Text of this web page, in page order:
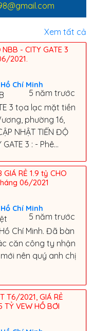
Xem tất cả
- CITY GATE 3
2021.
Hồ Chí Minh
5 năm trước
3 tọa lạc mặt tiền
phường 16,
NHẬT TIẾN ĐỘ
3 : - Phê...
GIÁ RẺ 1.9 tỷ CHO
06/2021
Hồ Chí Minh
5 năm trước
Chí Minh. Đã bàn
căn công ty nhận
nên quý anh chị
T6/2021, GIÁ RẺ
TỶ VEW HỒ BƠI